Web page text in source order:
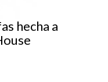
hecha a